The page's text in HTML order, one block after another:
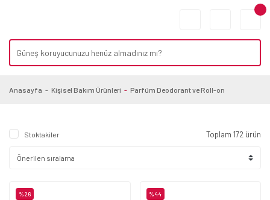
Anasayfa Kişisel Bakım Ürünleri Parfüm Deodorant ve Roll-on
Stoktakiler Toplam 172 ürün
%26 %44